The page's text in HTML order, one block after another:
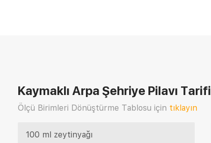
Kaymaklı Arpa Şehriye Pilavı Tarifi
Ölçü Birimleri Dönüştürme Tablosu için tıklayın
100 ml zeytinyağı